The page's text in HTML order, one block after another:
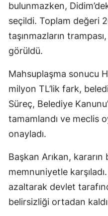
bulunmazken,
seçildi. Toplam değeri
taşınmazların
görüldü.
Mahsuplaşma sonucu
milyon TL’lik fark,
Süreç, Belediye
tamamlandı ve meclis
onayladı.
Başkan Arıkan, kararın
memnuniyetle
azaltarak devlet
belirsizliği ortadan